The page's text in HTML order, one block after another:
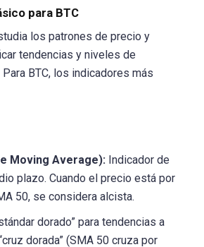
para BTC
los patrones de precio y
tendencias y niveles de
BTC, los indicadores más
Moving Average): Indicador de
plazo. Cuando el precio está por
50, se considera alcista.
dorado” para tendencias a
dorada” (SMA 50 cruza por